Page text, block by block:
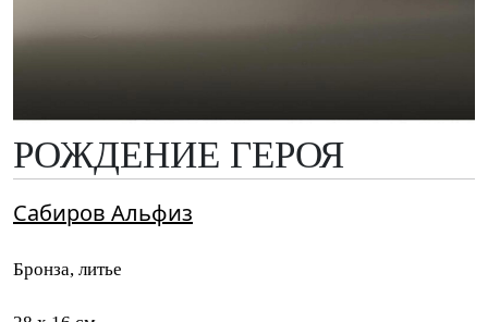
РОЖДЕНИЕ ГЕРОЯ
Сабиров Альфиз
Бронза, литье